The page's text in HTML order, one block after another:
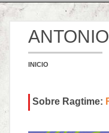
INICIO
Sobre Ragtime: